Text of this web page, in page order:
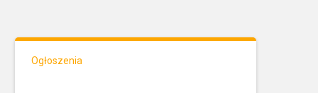
Ogłoszenia